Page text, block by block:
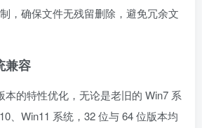
，确保文件无残留删除，避免冗余文
兼容
本的特性优化，无论是老旧的 Win7 系
、Win11 系统，32 位与 64 位版本均